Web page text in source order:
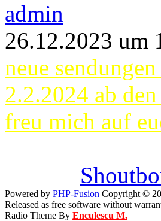
admin
26.12.2023 um
neue
2.2.2024 ab
freu mich auf
Powered by PHP-Fusion Copyright ©
Released as free software without
Radio Theme By Enculescu M.